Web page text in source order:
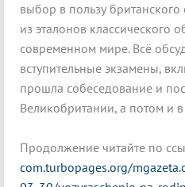
выбор в пользу
из эталонов классического
современном мире. Всё
вступительные экзамены,
прошла собеседование и
Великобритании, а потом и в
Продолжение читайте по
com.turbopages.org/